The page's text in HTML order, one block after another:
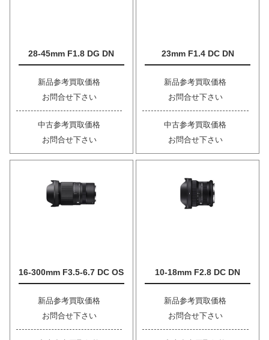
28-45mm F1.8 DG DN
新品参考買取価格
お問合せ下さい
中古参考買取価格
お問合せ下さい
23mm F1.4 DC DN
新品参考買取価格
お問合せ下さい
中古参考買取価格
お問合せ下さい
16-300mm F3.5-6.7 DC OS
新品参考買取価格
お問合せ下さい
10-18mm F2.8 DC DN
新品参考買取価格
お問合せ下さい